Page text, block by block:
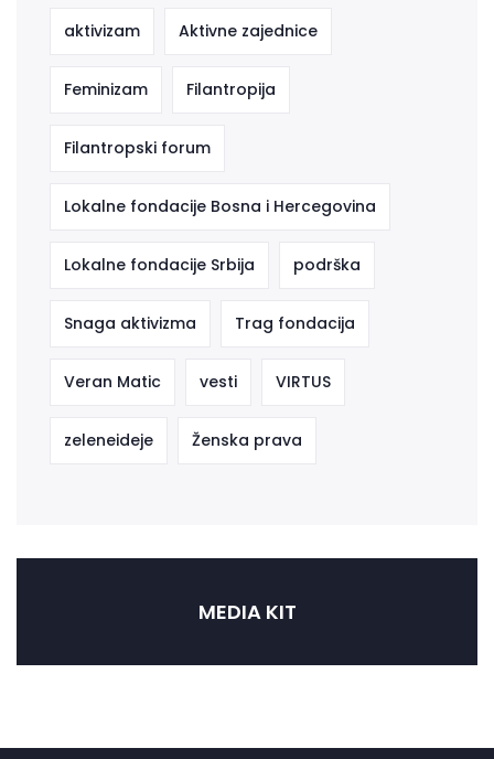
aktivizam Aktivne zajednice
Feminizam Filantropija
Filantropski forum
Lokalne fondacije Bosna i Hercegovina
Lokalne fondacije Srbija podrška
Snaga aktivizma Trag fondacija
Veran Matic vesti VIRTUS
zeleneideje Ženska prava
MEDIA KIT